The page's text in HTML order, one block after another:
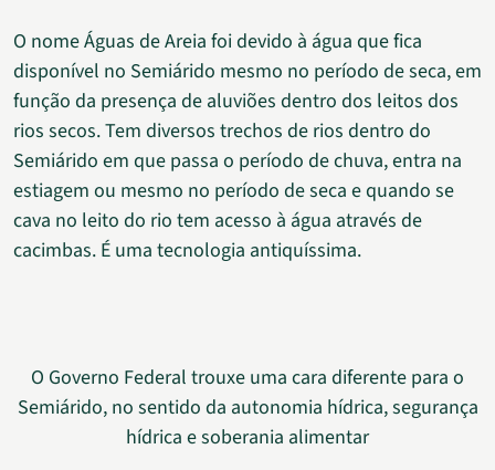
O nome Águas de Areia foi devido à água que fica
disponível no Semiárido mesmo no período de seca, em
função da presença de aluviões dentro dos leitos dos
rios secos. Tem diversos trechos de rios dentro do
Semiárido em que passa o período de chuva, entra na
estiagem ou mesmo no período de seca e quando se
cava no leito do rio tem acesso à água através de
cacimbas. É uma tecnologia antiquíssima.
O Governo Federal trouxe uma cara diferente para o
Semiárido, no sentido da autonomia hídrica, segurança
hídrica e soberania alimentar